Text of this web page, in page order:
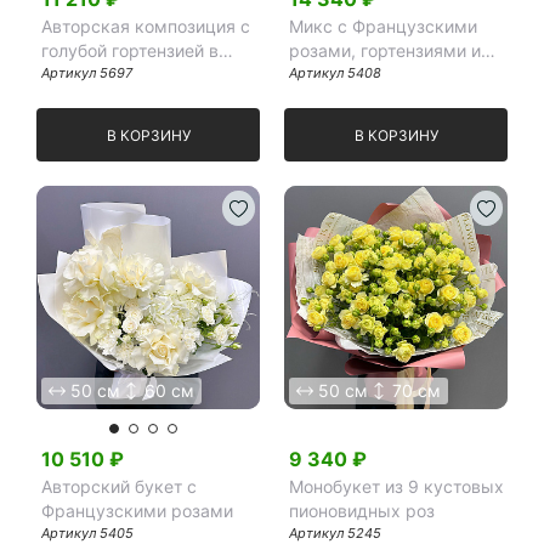
Авторская композиция с
голубой гортензией в
розовой шляпной коробке
Артикул 5697
В КОРЗИНУ
Микс с Французскими
розами, гортензиями и
прунусом в белой пленке
Артикул 5408
В КОРЗИНУ
50 см 60 см
10 510 ₽
Авторский букет с
Французскими розами
Артикул 5405
50 см 70 см
9 340 ₽
Монобукет из 9 кустовых
пионовидных роз
Артикул 5245